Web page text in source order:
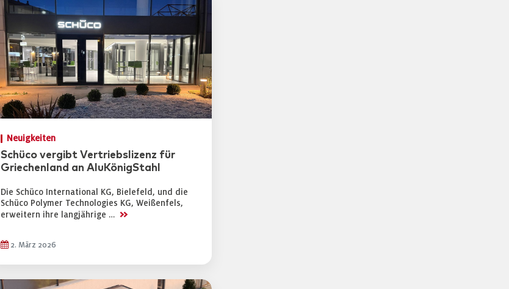
Neuigkeiten
Schüco vergibt Vertriebslizenz für
Griechenland an AluKönigStahl
Die Schüco International KG, Bielefeld, und die
Schüco Polymer Technologies KG, Weißenfels,
erweitern ihre langjährige … >>
2. März 2026